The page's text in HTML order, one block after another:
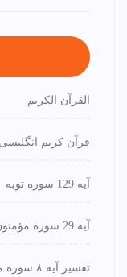
القرآن الكريم
قرآن کریم انگلیسی
آیه 129 سوره توبه
آیه 29 سوره مؤمنون
تفسیر آیه ۸ سوره مائده